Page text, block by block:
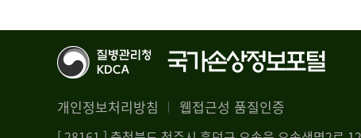
개인정보처리방침 웹접근성 품질인증